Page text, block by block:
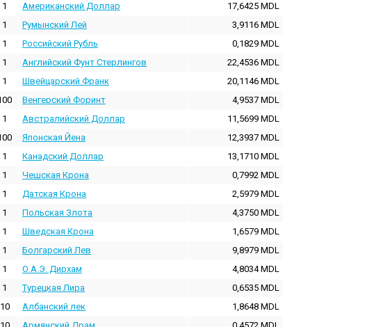
1 Aмериканский Доллар 17,6425 MDL
1 Румынский Лей 3,9116 MDL
1 Российский Рубль 0,1829 MDL
1 Английский Фунт Стерлингов 22,4536 MDL
1 Швейцарский Франк 20,1146 MDL
Венгерский Форинт 4,9537 MDL
1 Австралийский Доллар 11,5699 MDL
Японская Йена 12,3937 MDL
1 Канадский Доллар 13,1710 MDL
1 Чешская Крона 0,7992 MDL
1 Датская Крона 2,5979 MDL
1 Польская Злота 4,3750 MDL
1 Шведская Крона 1,6579 MDL
1 Болгарский Лев 9,8979 MDL
1 О.А.Э. Дирхам 4,8034MDL
1 Турецкая Лира 0,6535 MDL
10 Албанский лек 1,8648 MDL